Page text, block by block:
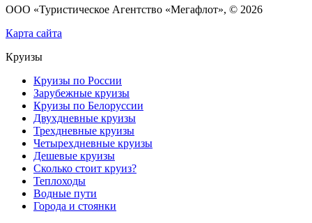
ООО «Туристическое Агентство «Мегафлот», © 2026
Карта сайта
Круизы
Круизы по России
Зарубежные круизы
Круизы по Белоруссии
Двухдневные круизы
Трехдневные круизы
Четырехдневные круизы
Дешевые круизы
Сколько стоит круиз?
Теплоходы
Водные пути
Города и стоянки